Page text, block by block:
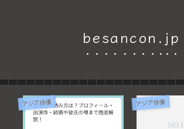
besancon.jp
アジア俳優 アジア俳優